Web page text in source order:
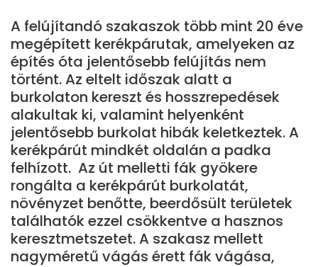
A felújítandó szakaszok több mint 20 éve
megépített kerékpárutak, amelyeken az
építés óta jelentősebb felújítás nem
történt. Az eltelt időszak alatt a
burkolaton kereszt és hosszrepedések
alakultak ki, valamint helyenként
jelentősebb burkolat hibák keletkeztek. A
kerékpárút mindkét oldalán a padka
felhízott. Az út melletti fák gyökere
rongálta a kerékpárút burkolatát,
növényzet benőtte, beerdősült területek
találhatók ezzel csökkentve a hasznos
keresztmetszetet. A szakasz mellett
nagyméretű vágás érett fák vágása,